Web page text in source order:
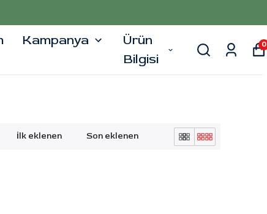
Kampanya
Ürün
Bilgisi
0
İlk eklenen Son eklenen